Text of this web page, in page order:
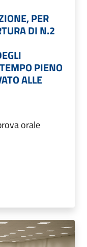
PER
DI N.2
PIENO
ALLE
orale